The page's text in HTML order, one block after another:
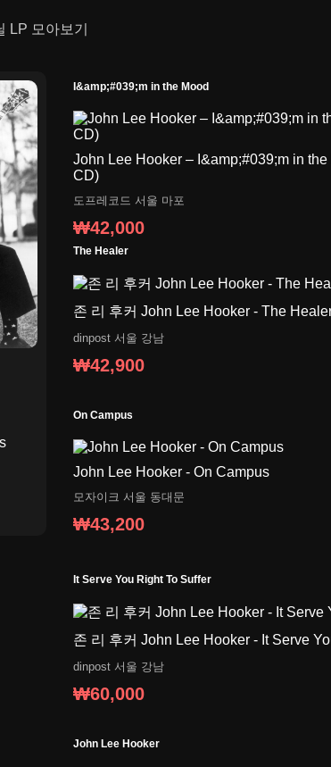
LP 모아보기
I&amp;#039;m in the Mood
John Lee Hooker – I&amp;#039;m in the
CD)
도프레코드 서울 마포
₩42,000
The Healer
존 리 후커 John Lee Hooker - The
dinpost 서울 강남
₩42,900
On Campus
John Lee Hooker - On Campus
모자이크 서울 동대문
₩43,200
It Serve You Right To Suffer
존 리 후커 John Lee Hooker - It Serve
dinpost 서울 강남
₩60,000
John Lee Hooker